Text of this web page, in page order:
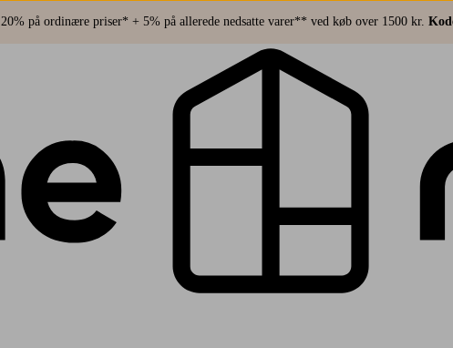
20% på ordinære priser* + 5% på allerede nedsatte varer** ved køb over 1500 kr.